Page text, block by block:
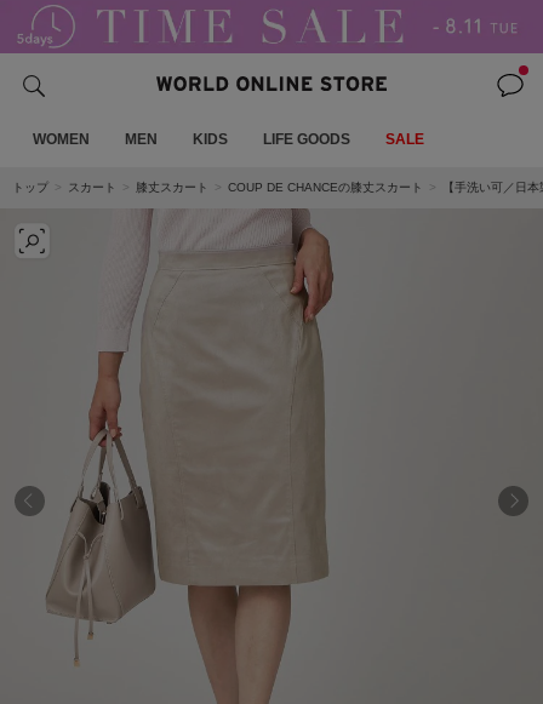
WOMEN MEN KIDS LIFE GOODS SALE
トップ スカート 膝丈スカート COUP DE CHANCEの膝丈スカート 【手洗い可／日